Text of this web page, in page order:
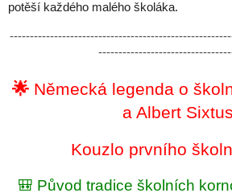
potěší každého malého školáka.
🌟 Německá legenda o
a Albert
Kouzlo prvního
🎒 Původ tradice školních